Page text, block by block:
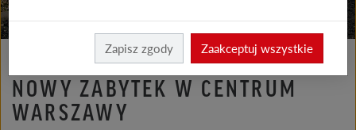
NOWY ZABYTEK W CENTRUM
WARSZAWY
Zapisz zgody Zaakceptuj wszystkie